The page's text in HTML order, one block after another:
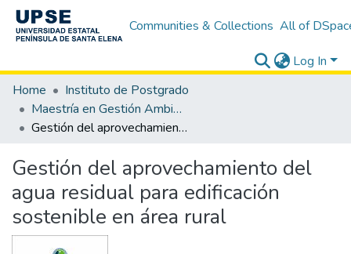
Communities & Collections All of
Log In
Home
Instituto de Postgrado
Maestría en Gestión Ambiental
Gestión del aprovechamiento del agua residual para edificación sostenible en área rural
Gestión del aprovechamiento del
agua residual para edificación
sostenible en área rural